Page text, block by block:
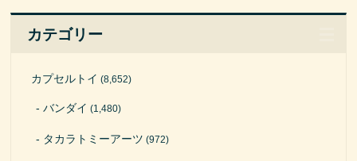
カテゴリー
カプセルトイ (8,652)
バンダイ (1,480)
タカラトミーアーツ (972)